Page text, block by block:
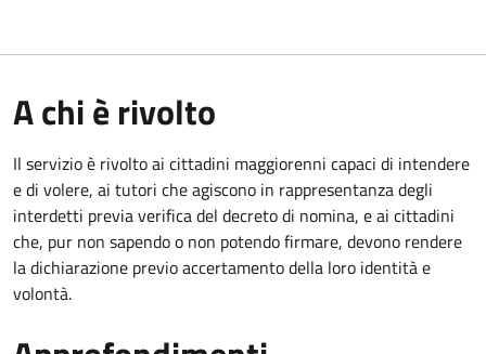
A chi è rivolto
Il servizio è rivolto ai cittadini maggiorenni capaci di intendere
e di volere, ai tutori che agiscono in rappresentanza degli
interdetti previa verifica del decreto di nomina, e ai cittadini
che, pur non sapendo o non potendo firmare, devono rendere
la dichiarazione previo accertamento della loro identità e
volontà.